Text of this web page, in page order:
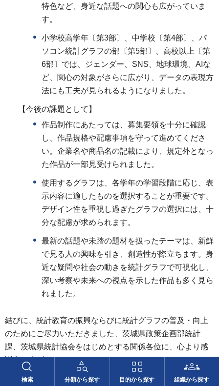
検索 分類から探す 目的から探す 組織から探す
特色など、身近な話題への関心も広がっていま
す。
小学校高学年〔第3部〕、中学校〔第4部〕、パ
ソコン統計グラフの部〔第5部〕、高校以上〔第
6部〕では、ジェンダー、SNS、地球環境、AIな
ど、関心の対象がさらに広がり、データの表現方
法にも工夫が見られるようになりました。
【今後の課題として】
作品制作にあたっては、募集要領を十分に確認
し、作品規格や配慮事項を守って進めてくださ
い。企業名や商品名の記載により、規定外となっ
た作品が一部見受けられました。
使用するグラフは、各学年の学習段階に応じ、表
示内容に適したものを選択することが重要です。
デザイン性を重視し過ぎたグラフの選択には、十
分な配慮が求められます。
最新の話題や未踏の題材を扱ったテーマは、新鮮
で見る人の興味を引き、創造性が際立ちます。身
近な疑問や社会の動きを統計グラフで可視化し、
深い考察や未来への視点を示した作品も多く見ら
れました。
結びに、統計教育の振興ならびに統計グラフの普及・向上
のためにご尽力いただきました、茨城県政策企画部統計
課、茨城県統計協会をはじめとする関係各位に、心より感
謝申し上げます。
茨城県教育研究会情報教育研究長 田中 正彦